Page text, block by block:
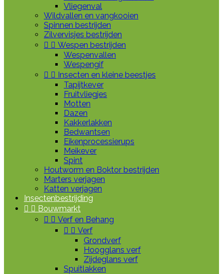
Vliegenval
Wildvallen en vangkooien
Spinnen bestrijden
Zilvervisjes bestrijden
  Wespen bestrijden
Wespenvallen
Wespengif
  Insecten en kleine beestjes
Tapijtkever
Fruitvliegjes
Motten
Dazen
Kakkerlakken
Bedwantsen
Eikenprocessierups
Meikever
Spint
Houtworm en Boktor bestrijden
Marters verjagen
Katten verjagen
Insectenbestrijding
  Bouwmarkt
  Verf en Behang
  Verf
Grondverf
Hoogglans verf
Zijdeglans verf
Spuitlakken